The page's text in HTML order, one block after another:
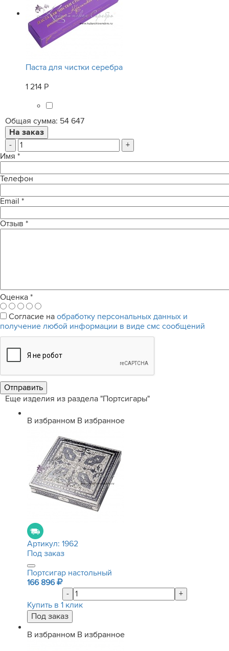
Паста для чистки серебра
1 214 Р
Общая сумма: 54 647
-
+
Имя *
Телефон
Email *
Отзыв *
Оценка *
Согласие на обработку персональных данных и
получение любой информации в виде смс сообщений
Еще изделия из раздела "Портсигары"
В избранном В избранное
Артикул: 1962
Под заказ
Портсигар настольный
166 896
-
+
Купить в 1 клик
В избранном В избранное